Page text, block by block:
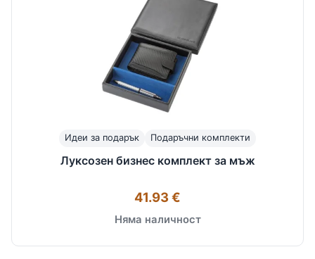
Идеи за подарък Подаръчни комплекти
Луксозен бизнес комплект за мъж
41.93 €
Няма наличност